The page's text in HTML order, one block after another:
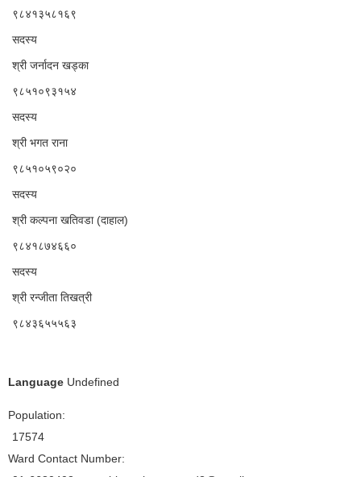
९८४१३५८१६९
सदस्य
श्री जर्नादन खड्का
९८५१०९३१५४
सदस्य
श्री भगत राना
९८५१०५९०२०
सदस्य
श्री कल्पना खतिवडा (दाहाल)
९८४१८७४६६०
सदस्य
श्री रन्जीता तिखत्री
९८४३६५५५६३
Language Undefined
Population:
17574
Ward Contact Number: